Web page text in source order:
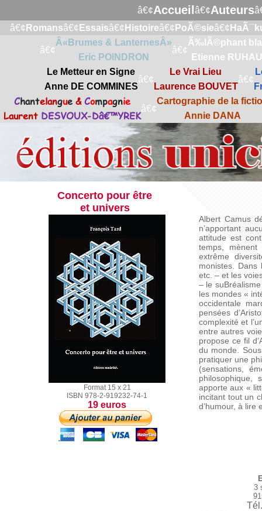
â€¢Accueil â€¢Auteurs
â€¢ Romansâ€¢ Essaisâ€¢ Histoireâ€¢ PoÃ©sieâ€¢
â€¢
Â«Brumes & LanternesÂ»
Eric POINDRON
â€¢
Ã‰lÃ©phant
Etienne
Le Metteur en Signe
Anne DE COMMINES
â€¢
Le Vrai Lieu
Laurence BOUVET
â€¢
Chantelangue & Compagnie
Laurent DESVOUX-Dâ€™YREK
â€¢
Cartographie de la
Annie DANA
Concerto pour être
et univers
Format 15 x 21
ISBN 978-2-919232-74-1
19 euros
Albert Camus
n’apportant
attitude est
temps, mènent
extrême
monistes. Dans
etc. – et les
– le
les mondes «
occidentale
pensées
complexité et
entre autres
propose ce fil
du monde.
pratiquer une
(sensations,
philosophique,
apporte aux «
incitant tout un
d’humour, à lire
3